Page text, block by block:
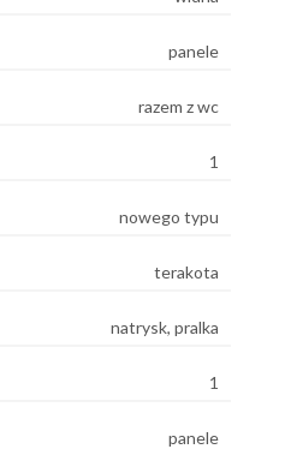
panele
razem z wc
1
nowego typu
terakota
natrysk, pralka
1
panele